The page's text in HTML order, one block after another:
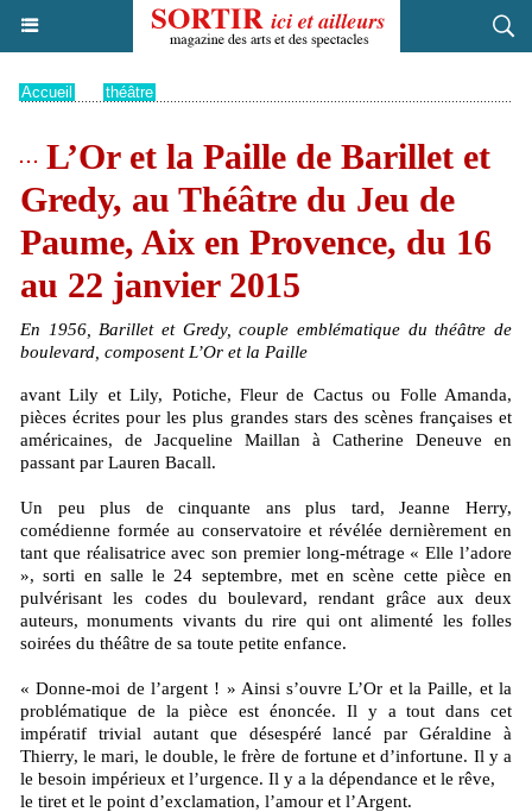
Accueil théâtre
L’Or et la Paille de Barillet et
Gredy, au Théâtre du Jeu de
Paume, Aix en Provence, du 16
au 22 janvier 2015
En 1956, Barillet et Gredy, couple emblématique du théâtre de
boulevard, composent L’Or et la Paille
avant Lily et Lily, Potiche, Fleur de Cactus ou Folle Amanda,
pièces écrites pour les plus grandes stars des scènes françaises et
américaines, de Jacqueline Maillan à Catherine Deneuve en
passant par Lauren Bacall.
Un peu plus de cinquante ans plus tard, Jeanne Herry,
comédienne formée au conservatoire et révélée dernièrement en
tant que réalisatrice avec son premier long-métrage « Elle l’adore
», sorti en salle le 24 septembre, met en scène cette pièce en
pulvérisant les codes du boulevard, rendant grâce aux deux
auteurs, monuments vivants du rire qui ont alimenté les folles
soirées du théâtre de sa toute petite enfance.
« Donne-moi de l’argent ! » Ainsi s’ouvre L’Or et la Paille, et la
problématique de la pièce est énoncée. Il y a tout dans cet
impératif trivial autant que désespéré lancé par Géraldine à
Thierry, le mari, le double, le frère de fortune et d’infortune. Il y a
le besoin impérieux et l’urgence. Il y a la dépendance et le rêve,
le tiret et le point d’exclamation, l’amour et l’Argent.